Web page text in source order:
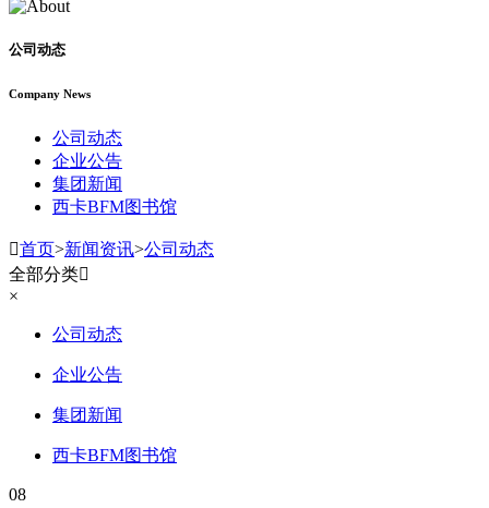
公司动态
Company News
公司动态
企业公告
集团新闻
西卡BFM图书馆
首页>新闻资讯>公司动态
全部分类
×
公司动态
企业公告
集团新闻
西卡BFM图书馆
08